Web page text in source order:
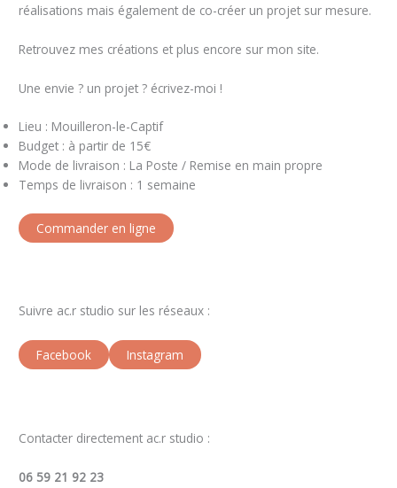
réalisations mais également de co-créer un projet sur mesure.
Retrouvez mes créations et plus encore sur mon site.
Une envie ? un projet ? écrivez-moi !
Lieu : Mouilleron-le-Captif
Budget : à partir de 15€
Mode de livraison : La Poste / Remise en main propre
Temps de livraison : 1 semaine
Commander en ligne
Suivre ac.r studio sur les réseaux :
Facebook Instagram
Contacter directement ac.r studio :
06 59 21 92 23